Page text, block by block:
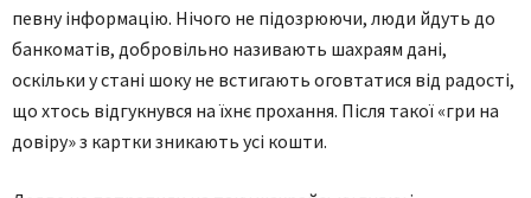
певну інформацію. Нічого не підозрюючи, люди йдуть до
банкоматів, добровільно називають шахраям дані,
оскільки у стані шоку не встигають оговтатися від радості,
що хтось відгукнувся на їхнє прохання. Після такої «гри на
довіру» з картки зникають усі кошти.